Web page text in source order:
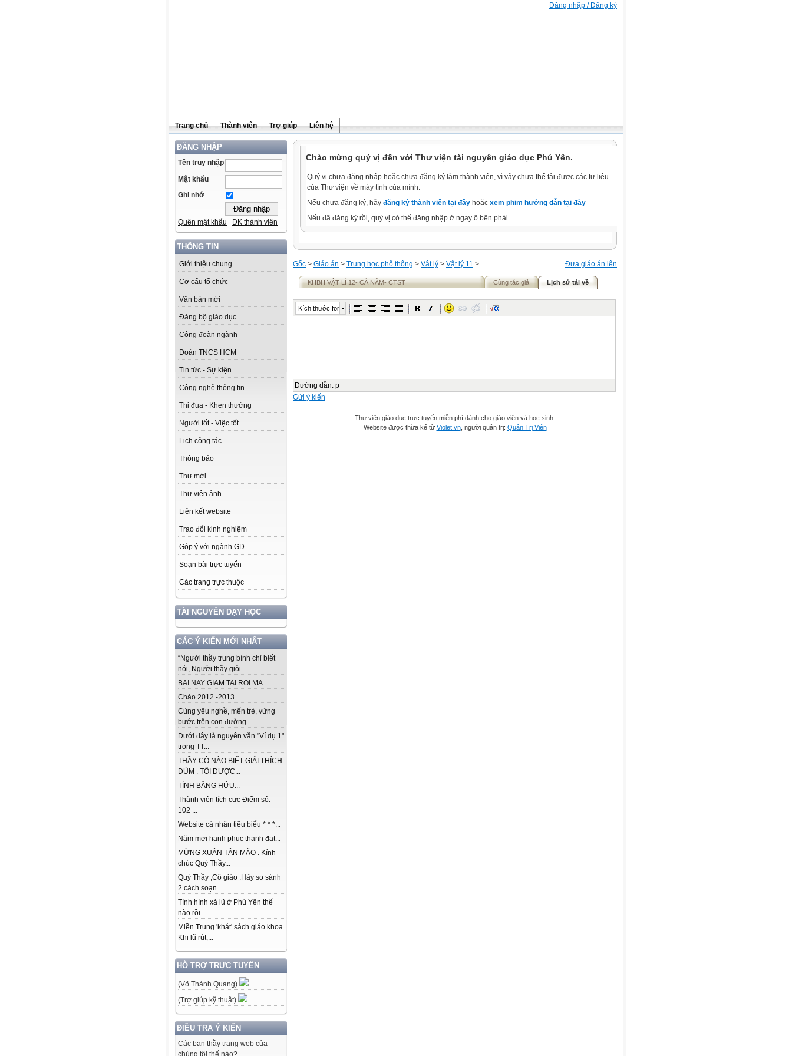
Đăng nhập / Đăng ký
Trang chủ Thành viên Trợ giúp Liên hệ
ĐĂNG NHẬP
Tên truy nhập
Mật khẩu
Ghi nhớ
Quên mật khẩu ĐK thành viên
THÔNG TIN
Giới thiệu chung
Cơ cấu tổ chức
Văn bản mới
Đảng bộ giáo dục
Công đoàn ngành
Đoàn TNCS HCM
Tin tức - Sự kiện
Công nghệ thông tin
Thi đua - Khen thưởng
Người tốt - Việc tốt
Lịch công tác
Thông báo
Thư mời
Thư viện ảnh
Liên kết website
Trao đổi kinh nghiệm
Góp ý với ngành GD
Soạn bài trực tuyến
Các trang trực thuộc
TÀI NGUYÊN DẠY HỌC
CÁC Ý KIẾN MỚI NHẤT
“Người thầy trung bình chỉ biết
nói, Người thầy giỏi...
BAI NAY GIAM TAI ROI MA ...
Chào 2012 -2013...
Cùng yêu nghề, mến trẻ, vững
bước trên con đường...
Dưới đây là nguyên văn "Ví dụ 1"
trong TT...
THẦY CÔ NÀO BIẾT GIẢI THÍCH
DÙM : TÔI ĐƯỢC...
TÌNH BẰNG HỮU...
Thành viên tích cực Điểm số:
102 ...
Website cá nhân tiêu biểu * * *...
Năm mơi hanh phuc thanh đat...
MỪNG XUÂN TÂN MÃO . Kính
chúc Quý Thầy...
Quý Thầy ,Cô giáo .Hãy so sánh
2 cách soạn...
Tình hình xả lũ ở Phú Yên thế
nào rồi...
Miền Trung 'khát' sách giáo khoa
Khi lũ rút,...
HỖ TRỢ TRỰC TUYẾN
(Võ Thành Quang)
(Trợ giúp kỹ thuật)
ĐIỀU TRA Ý KIẾN
Các bạn thầy trang web của
chúng tôi thế nào?
Chào mừng quý vị đến với Thư viện tài nguyên giáo dục Phú Yên.
Quý vị chưa đăng nhập hoặc chưa đăng ký làm thành viên, vì vậy chưa thể tải được các tư liệu
của Thư viện về máy tính của mình.
Nếu chưa đăng ký, hãy đăng ký thành viên tại đây hoặc xem phim hướng dẫn tại đây
Nếu đã đăng ký rồi, quý vị có thể đăng nhập ở ngay ô bên phải.
Đưa giáo án lên
Gốc > Giáo án > Trung học phổ thông > Vật lý > Vật lý 11 >
KHBH VẬT LÍ 12- CẢ NĂM- CTST Cùng tác giả Lịch sử tải về
Kích thước font
Đường dẫn: p
Gửi ý kiến
Thư viện giáo dục trực tuyến miễn phí dành cho giáo viên và học sinh.
Website được thừa kế từ Violet.vn, người quản trị: Quản Trị Viên